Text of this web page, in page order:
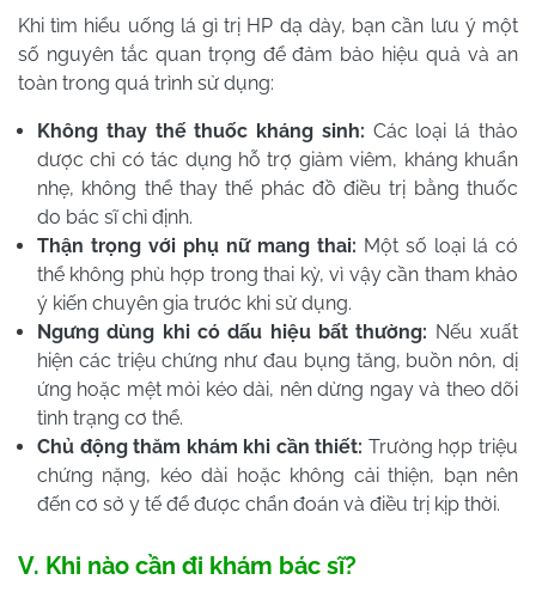
Khi tìm hiểu uống lá gì trị HP dạ dày, bạn cần lưu ý một
số nguyên tắc quan trọng để đảm bảo hiệu quả và an
toàn trong quá trình sử dụng:
Không thay thế thuốc kháng sinh: Các loại lá thảo
dược chỉ có tác dụng hỗ trợ giảm viêm, kháng khuẩn
nhẹ, không thể thay thế phác đồ điều trị bằng thuốc
do bác sĩ chỉ định.
Thận trọng với phụ nữ mang thai: Một số loại lá có
thể không phù hợp trong thai kỳ, vì vậy cần tham khảo
ý kiến chuyên gia trước khi sử dụng.
Ngưng dùng khi có dấu hiệu bất thường: Nếu xuất
hiện các triệu chứng như đau bụng tăng, buồn nôn, dị
ứng hoặc mệt mỏi kéo dài, nên dừng ngay và theo dõi
tình trạng cơ thể.
Chủ động thăm khám khi cần thiết: Trường hợp triệu
chứng nặng, kéo dài hoặc không cải thiện, bạn nên
đến cơ sở y tế để được chẩn đoán và điều trị kịp thời.
V. Khi nào cần đi khám bác sĩ?